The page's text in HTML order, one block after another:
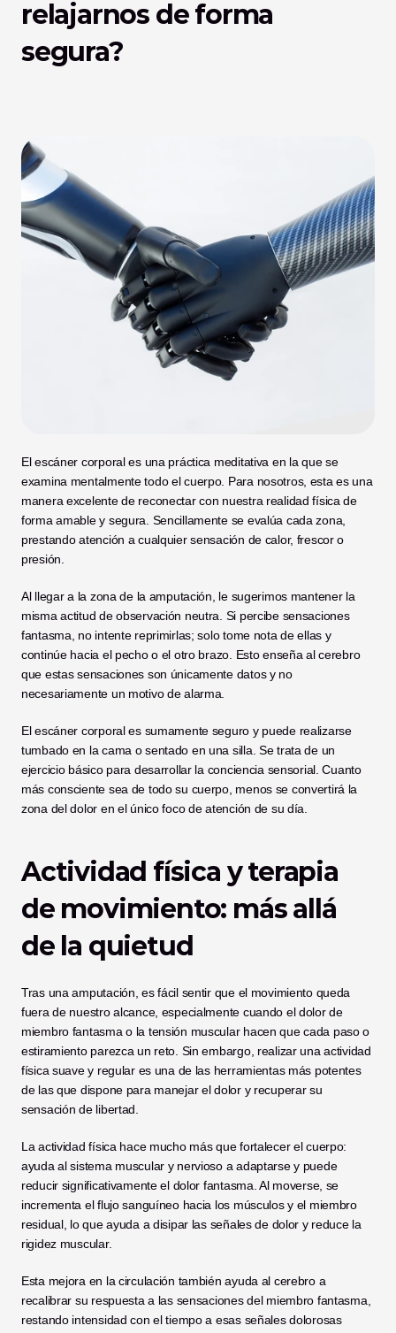
relajarnos de forma
segura?
El escáner corporal es una práctica meditativa en la que se
examina mentalmente todo el cuerpo. Para nosotros, esta es una
manera excelente de reconectar con nuestra realidad física de
forma amable y segura. Sencillamente se evalúa cada zona,
prestando atención a cualquier sensación de calor, frescor o
presión.
Al llegar a la zona de la amputación, le sugerimos mantener la
misma actitud de observación neutra. Si percibe sensaciones
fantasma, no intente reprimirlas; solo tome nota de ellas y
continúe hacia el pecho o el otro brazo. Esto enseña al cerebro
que estas sensaciones son únicamente datos y no
necesariamente un motivo de alarma.
El escáner corporal es sumamente seguro y puede realizarse
tumbado en la cama o sentado en una silla. Se trata de un
ejercicio básico para desarrollar la conciencia sensorial. Cuanto
más consciente sea de todo su cuerpo, menos se convertirá la
zona del dolor en el único foco de atención de su día.
Actividad física y terapia
de movimiento: más allá
de la quietud
Tras una amputación, es fácil sentir que el movimiento queda
fuera de nuestro alcance, especialmente cuando el dolor de
miembro fantasma o la tensión muscular hacen que cada paso o
estiramiento parezca un reto. Sin embargo, realizar una actividad
física suave y regular es una de las herramientas más potentes
de las que dispone para manejar el dolor y recuperar su
sensación de libertad.
La actividad física hace mucho más que fortalecer el cuerpo:
ayuda al sistema muscular y nervioso a adaptarse y puede
reducir significativamente el dolor fantasma. Al moverse, se
incrementa el flujo sanguíneo hacia los músculos y el miembro
residual, lo que ayuda a disipar las señales de dolor y reduce la
rigidez muscular.
Esta mejora en la circulación también ayuda al cerebro a
recalibrar su respuesta a las sensaciones del miembro fantasma,
restando intensidad con el tiempo a esas señales dolorosas